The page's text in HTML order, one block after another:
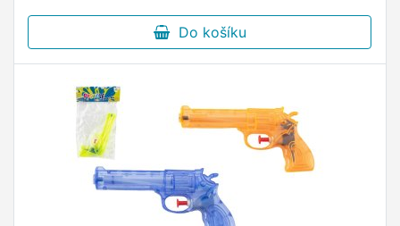
Do košíku